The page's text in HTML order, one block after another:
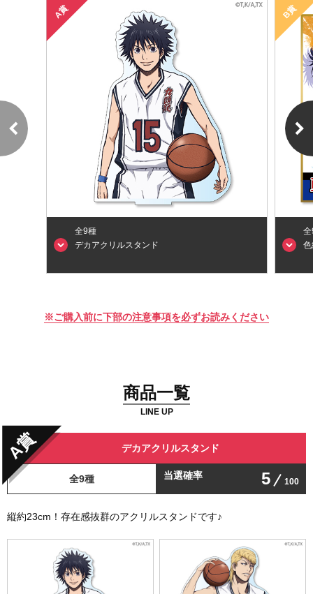
A賞
全9種
デカアクリルスタンド
B賞
色
※ご購入前に下部の注意事項を必ずお読みください
商品一覧
LINE UP
A賞 デカアクリルスタンド
全9種 当選確率 5 100
縦約23cm！存在感抜群のアクリルスタンドです♪